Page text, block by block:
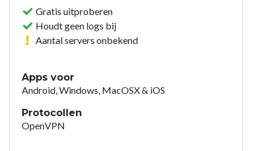
Gratis uitproberen
Houdt geen logs bij
Aantal servers onbekend
Apps voor
Android, Windows, MacOSX & iOS
Protocollen
OpenVPN